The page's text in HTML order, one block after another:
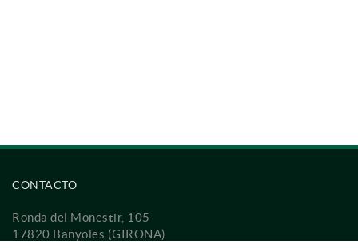
CONTACTO
Ronda del Monestir, 105
17820 Banyoles (GIRONA)